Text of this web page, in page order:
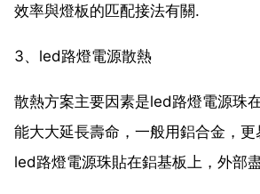
效率與燈板的匹配接法有關.
3、led路燈電源散熱
散熱方案主要因素是led路燈電源珠
能大大延長壽命，一般用鋁合金，
led路燈電源珠貼在鋁基板上，外部